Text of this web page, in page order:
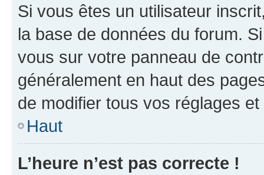
Si vous êtes un utilisateur
la base de données du forum.
vous sur votre panneau de
généralement en haut des
de modifier tous vos réglages
Haut
L’heure n’est pas correcte !